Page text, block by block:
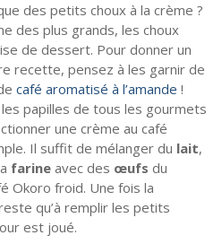
des petits choux à la crème ?
des plus grands, les choux
de dessert. Pour donner un
recette, pensez à les garnir de
café aromatisé à l’amande !
papilles de tous les gourmets
une crème au café
Il suffit de mélanger du lait,
farine avec des œufs du
Okoro froid. Une fois la
qu’à remplir les petits
est joué.